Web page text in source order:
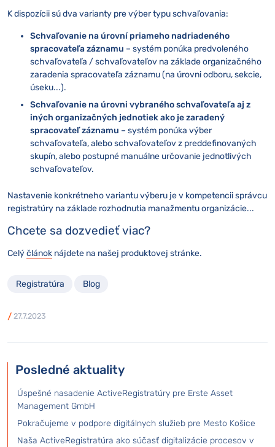
K dispozícii sú dva varianty pre výber typu schvaľovania:
Schvaľovanie na úrovní priameho nadriadeného
spracovateľa záznamu – systém ponúka predvoleného
schvaľovateľa / schvaľovateľov na základe organizačného
zaradenia spracovateľa záznamu (na úrovni odboru, sekcie,
úseku...).
Schvaľovanie na úrovni vybraného schvaľovateľa aj z
iných organizačných jednotiek ako je zaradený
spracovateľ záznamu – systém ponúka výber
schvaľovateľa, alebo schvaľovateľov z preddefinovaných
skupín, alebo postupné manuálne určovanie jednotlivých
schvaľovateľov.
Nastavenie konkrétneho variantu výberu je v kompetencii správcu
registratúry na základe rozhodnutia manažmentu organizácie...
Chcete sa dozvedieť viac?
Celýčlánok nájdete na našej produktovej stránke.
Registratúra Blog
27.7.2023
Posledné aktuality
Úspešné nasadenie ActiveRegistratúry pre Erste Asset
Management GmbH
Pokračujeme v podpore digitálnych služieb pre Mesto Košice
Naša ActiveRegistratúra ako súčasť digitalizácie procesov v